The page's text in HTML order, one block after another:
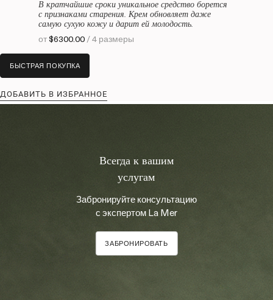
В кратчайшие сроки уникальное средство борется
с признаками старения. Крем обновляет даже
самую сухую кожу и дарит ей молодость.
от$6300.00/ 4 размеры
БЫСТРАЯ ПОКУПКА
ДОБАВИТЬ В ИЗБРАННОЕ
Всегда к вашим
услугам
Забронируйте консультацию
с экспертом La Mer
ЗАБРОНИРОВАТЬ